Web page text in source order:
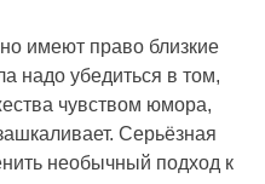
имеют право близкие
надо убедиться в том,
чувством юмора,
Серьёзная
необычный подход к